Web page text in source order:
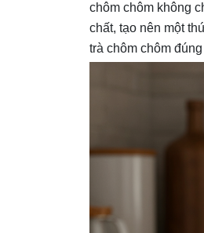
chôm chôm không
chất, tạo nên một
trà chôm chôm